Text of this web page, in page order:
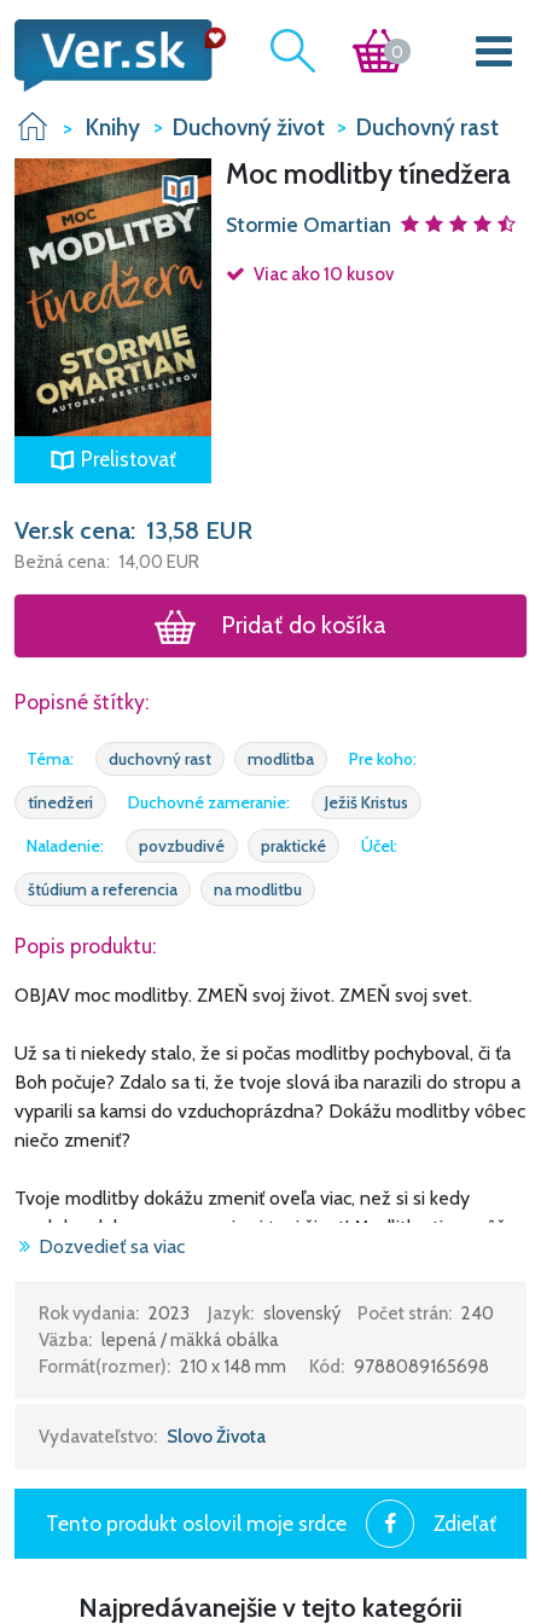
0
Knihy Duchovný život Duchovný rast
Prelistovať
Moc modlitby tínedžera
Stormie Omartian
Viac ako 10 kusov
Ver.sk cena: 13,58 EUR
Bežná cena: 14,00 EUR
Pridať do košíka
Popisné štítky:
Téma: duchovný rast modlitba
Pre koho:
tínedžeri
Duchovné zameranie:
Ježiš Kristus
Naladenie:
povzbudivé praktické
Účel:
štúdium a referencia
na modlitbu
Popis produktu:
OBJAV moc modlitby. ZMEŇ svoj život. ZMEŇ svoj svet.
Už sa ti niekedy stalo, že si počas modlitby pochyboval, či ťa
Boh počuje? Zdalo sa ti, že tvoje slová iba narazili do stropu a
vyparili sa kamsi do vzduchoprázdna? Dokážu modlitby vôbec
niečo zmeniť?
Tvoje modlitby dokážu zmeniť oveľa viac, než si si kedy
myslel, a dokonca premenia aj tvoj život! Modlitba ti pomôže
povzniesť sa nad všetky tlaky, ktorým čelíš, a uvidieť Boží
V knihe sa dozvieš ako zakúsiť bližší vzťah s Bohom, odolať
tlaku rovesníkov,, mať zdravý pohľad na svoj výzor, rozvíjať
modlitebnými inšpiráciami. Porozprávaj sa s Bohom o svojich
osobných potrebách, a potom mu načúvaj, čo ti začne klásť na
Stormie Omartian žije v USA a so svojím manželom
Dozvedieť sa viac
Rok vydania: 2023 Jazyk: slovenský Počet strán: 240
Väzba: lepená / mäkká obálka
Formát(rozmer): 210 x 148 mm Kód: 9788089165698
Vydavateľstvo: Slovo Života
Tento produkt oslovil moje srdce Zdieľať
Najpredávanejšie v tejto kategórii